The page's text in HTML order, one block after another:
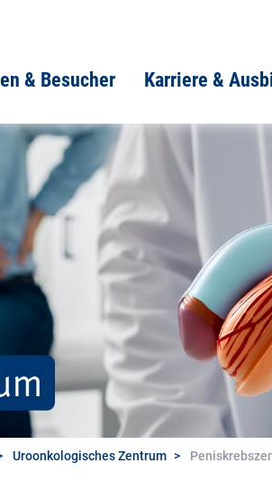
& Besucher Karriere &
Uroonkologisches Zentrum